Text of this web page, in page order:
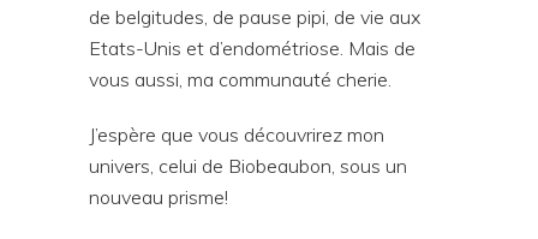
de belgitudes, de pause pipi, de vie aux
Etats-Unis et d’endométriose. Mais de
vous aussi, ma communauté cherie.
J’espère que vous découvrirez mon
univers, celui de Biobeaubon, sous un
nouveau prisme!